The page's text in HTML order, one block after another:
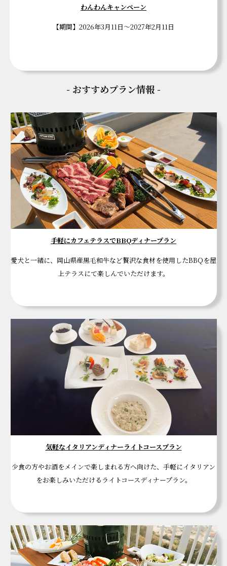
わんわんキャンペーン
【期間】2026年3月11日～2027年2月11日
- おすすめプラン情報 -
手軽にカフェテラスでBBQディナープラン
愛犬と一緒に、岡山県産黒毛和牛など贅沢な食材を使用したBBQを屋
上テラスにて楽しんでいただけます。
気軽なイタリアンディナーライトコースプラン
少食の方やお酒をメインで楽しまれる方へ向けた、手軽にイタリアン
をお楽しみいただけるライトコースディナープラン。